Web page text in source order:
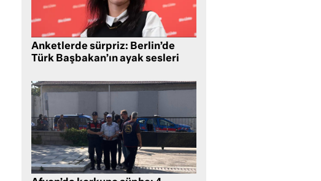
Anketlerde sürpriz: Berlin’de
Türk Başbakan’ın ayak sesleri